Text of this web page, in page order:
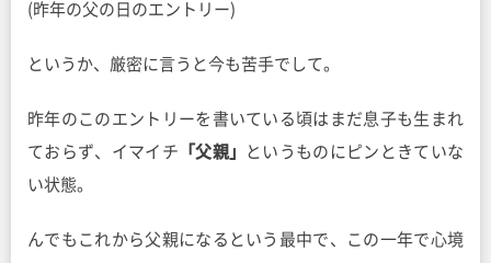
(昨年の父の日のエントリー)
というか、厳密に言うと今も苦手でして。
昨年のこのエントリーを書いている頃はまだ息子も生まれ
ておらず、イマイチ 「父親」
というものにピンときていな
い状態。
んでもこれから父親になるという最中で、この一年で心境